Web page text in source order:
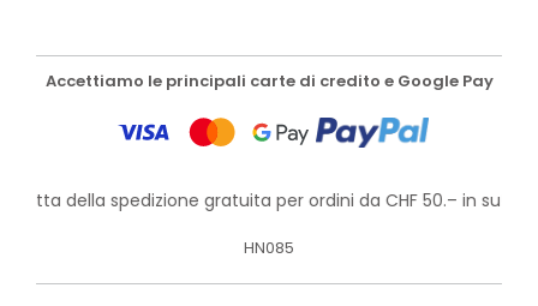
Accettiamo le principali carte di credito e Google Pay
della spedizione gratuita per ordini da CHF 50.– in su!
HN085